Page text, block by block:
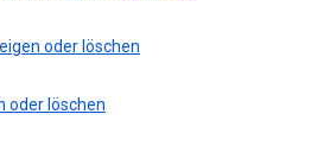
oder löschen
oder löschen